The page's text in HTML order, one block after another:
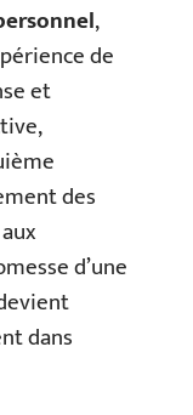
,
de
et
des
d’une
dans